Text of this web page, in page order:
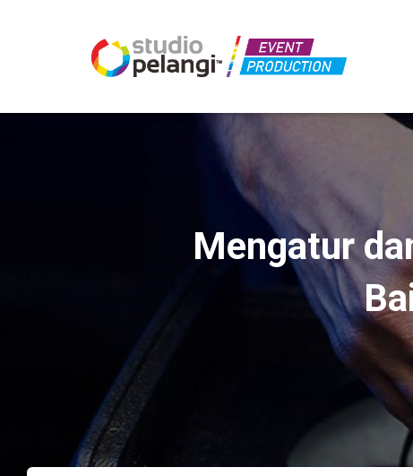
Mengatur